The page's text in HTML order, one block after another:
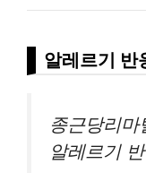
알레르기 반
종근당리
알레르기